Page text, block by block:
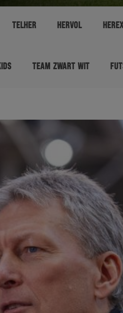
TELHER HERVOL
TEAM ZWART WIT